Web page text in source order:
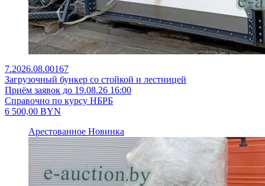
7.2026.08.00167
Загрузочный бункер со стойкой и лестницей
Приём заявок до 19.08.26 16:00
Справочно по курсу НБРБ
6 500,00 BYN
Арестованное Новинка